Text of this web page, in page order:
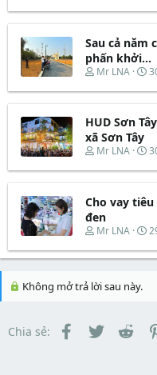
a
t
r
ầ
r
a
d
s
a
t
e
r
Sau cả năm
phấn khởi...
T
r
a
d
s
a
t
r
Mr LNA
N
à
b
t
ầ
HUD Sơn
xã Sơn Tây
T
r
a
d
s
a
e
Mr LNA
N
à
b
t
ầ
Cho vay
đen
T
r
a
d
a
Mr LNA
N
à
ầ
Không mở trả lời sau này.
Chia sẻ: Facebook
Twitter